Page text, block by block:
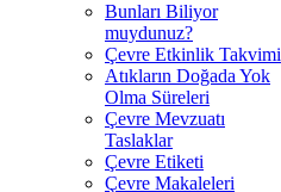
Bunları Biliyor
muydunuz?
Çevre Etkinlik Takvimi
Atıkların Doğada Yok
Olma Süreleri
Çevre Mevzuatı
Taslaklar
Çevre Etiketi
Çevre Makaleleri